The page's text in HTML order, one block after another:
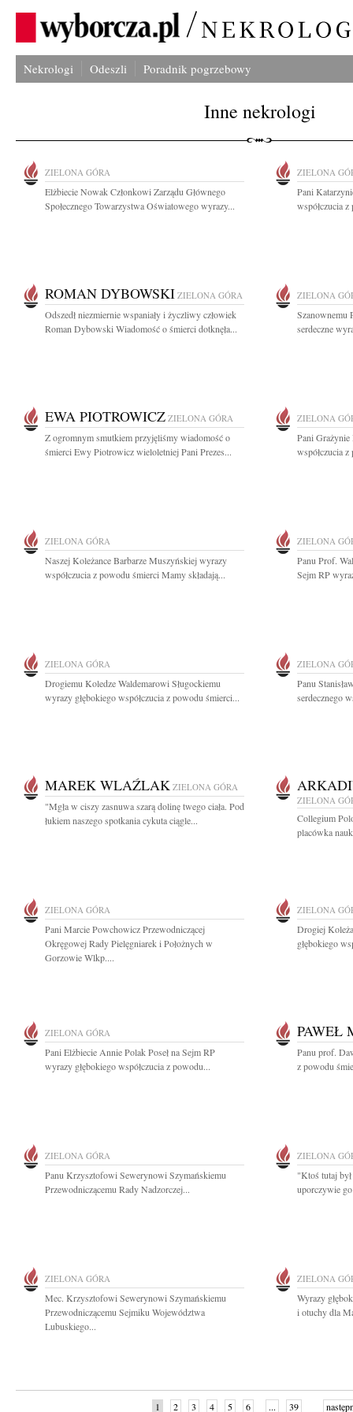
Nekrologi Odeszli Poradnik pogrzebowy
Inne nekrologi
ZIELONA GÓRA
Elżbiecie Nowak Członkowi Zarządu Głównego
Społecznego Towarzystwa Oświatowego wyrazy...
ZIELONA
Pani
współczucia
ROMAN DYBOWSKI ZIELONA GÓRA
Odszedł niezmiernie wspaniały i życzliwy człowiek
Roman Dybowski Wiadomość o śmierci dotknęła...
ZIELONA
Szanownemu
serdeczne
EWA PIOTROWICZ ZIELONA GÓRA
Z ogromnym smutkiem przyjęliśmy wiadomość o
śmierci Ewy Piotrowicz wieloletniej Pani Prezes...
ZIELONA
Pani Grażynie
współczucia
ZIELONA GÓRA
Naszej Koleżance Barbarze Muszyńskiej wyrazy
współczucia z powodu śmierci Mamy składają...
ZIELONA
Panu Prof.
Sejm RP
ZIELONA GÓRA
Drogiemu Koledze Waldemarowi Sługockiemu
wyrazy głębokiego współczucia z powodu śmierci...
ZIELONA
Panu
serdecznego
MAREK WLAŹLAK ZIELONA GÓRA
"Mgła w ciszy zasnuwa szarą dolinę twego ciała. Pod
łukiem naszego spotkania cykuta ciągle...
ZIELONA
Collegium
placówka
ZIELONA GÓRA
Pani Marcie Powchowicz Przewodniczącej
Okręgowej Rady Pielęgniarek i Położnych w
Gorzowie Wlkp....
ZIELONA
Drogiej
głębokiego
ZIELONA GÓRA
Pani Elżbiecie Annie Polak Poseł na Sejm RP
wyrazy głębokiego współczucia z powodu...
PAWEŁ
Panu prof.
z powodu
ZIELONA GÓRA
Panu Krzysztofowi Sewerynowi Szymańskiemu
Przewodniczącemu Rady Nadzorczej...
ZIELONA
"Ktoś tutaj
uporczywie
ZIELONA GÓRA
Mec. Krzysztofowi Sewerynowi Szymańskiemu
Przewodniczącemu Sejmiku Województwa
Lubuskiego...
ZIELONA
Wyrazy
i otuchy dla
1 2 3 4 5 6 ... 39